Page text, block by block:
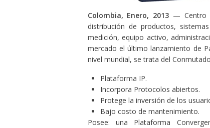
Colombia, Enero, 2013 — Centro
distribución de productos,
medición, equipo activo,
mercado el último lanzamiento de
nivel mundial, se trata del
Plataforma IP.
Incorpora Protocolos abiertos.
Protege la inversión de los
Bajo costo de mantenimiento.
Posee: una Plataforma